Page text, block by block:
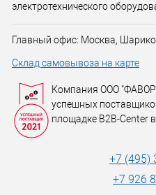
электротехнического
Главный офис: Москва,
Склад самовывоза на карте
Компания ООО
успешных
площадке B2B-Center
+7 (495)
+7 926